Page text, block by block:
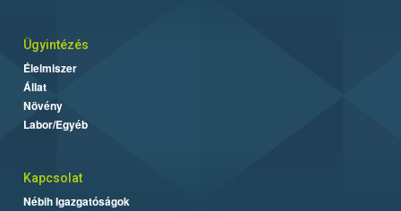
Ügyintézés
Élelmiszer
Állat
Növény
Labor/Egyéb
Kapcsolat
Nébih Igazgatóságok